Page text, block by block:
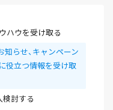
ハウを受け取る
知らせ、キャンペーン
役立つ情報を受け取
検討する